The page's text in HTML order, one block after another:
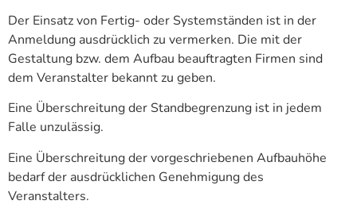
Der Einsatz von Fertig- oder Systemständen ist in der
Anmeldung ausdrücklich zu vermerken. Die mit der
Gestaltung bzw. dem Aufbau beauftragten Firmen sind
dem Veranstalter bekannt zu geben.
Eine Überschreitung der Standbegrenzung ist in jedem
Falle unzulässig.
Eine Überschreitung der vorgeschriebenen Aufbauhöhe
bedarf der ausdrücklichen Genehmigung des
Veranstalters.